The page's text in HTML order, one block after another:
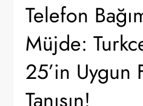
Telefon
Müjde:
25’in Uygun